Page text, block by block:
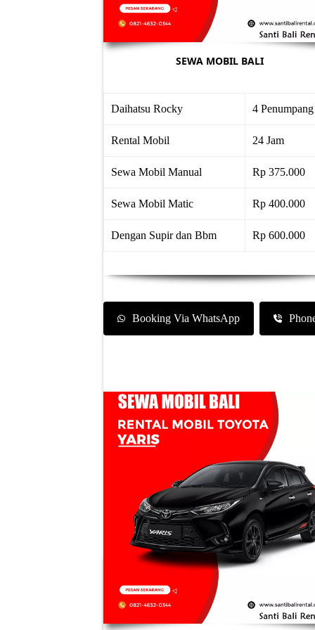
SEWA MOBIL BALI
Daihatsu Rocky 4 Penumpang
Rental Mobil 24 Jam
Sewa Mobil Manual Rp 375.000
Sewa Mobil Matic Rp 400.000
Dengan Supir dan Bbm Rp 600.000
Booking Via WhatsApp